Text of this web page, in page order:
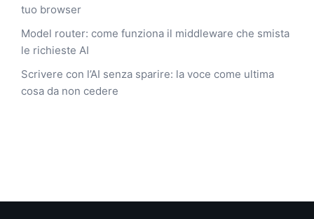
tuo browser
Model router: come funziona il middleware che smista
le richieste AI
Scrivere con l’AI senza sparire: la voce come ultima
cosa da non cedere